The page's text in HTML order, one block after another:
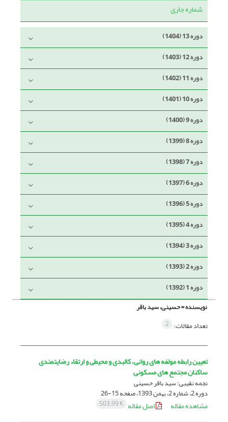
شماره جاری
دوره 13 (1404)
دوره 12 (1403)
دوره 11 (1402)
دوره 10 (1401)
دوره 9 (1400)
دوره 8 (1399)
دوره 7 (1398)
دوره 6 (1397)
دوره 5 (1396)
دوره 4 (1395)
دوره 3 (1394)
دوره 2 (1393)
دوره 1 (1392)
نویسنده =حسینی، سید باقر
تعداد مقالات: 2
تعیین رابطه مولفه های روانی، کالبدی و محیطی و ارتقاء رضایتمندی
ساکنان مجتمع های مسکونی
نجمه نقیبی؛ سید باقر حسینی
دوره 2، شماره 2، بهمن 1393، صفحه 15-26
مشاهده مقاله اصل مقاله 503.99 K